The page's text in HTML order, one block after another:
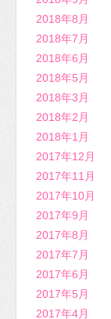
2018年8月
2018年7月
2018年6月
2018年5月
2018年3月
2018年2月
2018年1月
2017年12月
2017年11月
2017年10月
2017年9月
2017年8月
2017年7月
2017年6月
2017年5月
2017年4月